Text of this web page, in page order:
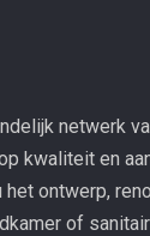
netwerk
kwaliteit en
het ontwerp,
of